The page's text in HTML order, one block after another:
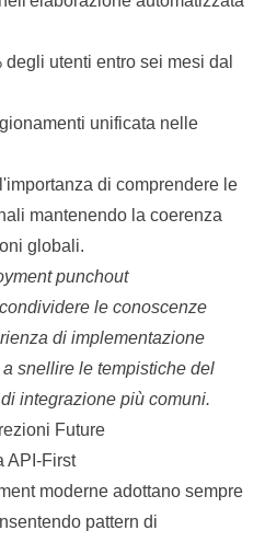
utenti entro sei mesi dal
unificata nelle
di comprendere le
mantenendo la coerenza
globali.
punchout
le conoscenze
di implementazione
snellire le tempistiche del
integrazione più comuni.
Future
API-First
moderne adottano sempre
pattern di